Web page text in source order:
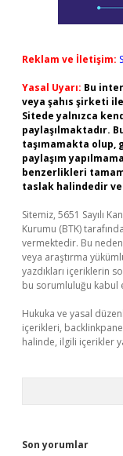
Reklam ve İletişim:
Yasal Uyarı: Bu
veya şahıs şirketi
Sitede yalnızca
paylaşılmaktadır.
taşımamakta olup,
paylaşım
benzerlikleri
taslak halindedir
Sitemiz, 5651 Sayılı
Kurumu (BTK)
vermektedir. Bu
veya araştırma
yazdıkları içeriklerin
bu sorumluluğu kabul
Hukuka ve yasal
içerikleri,
halinde, ilgili içerikler
Son yorumlar